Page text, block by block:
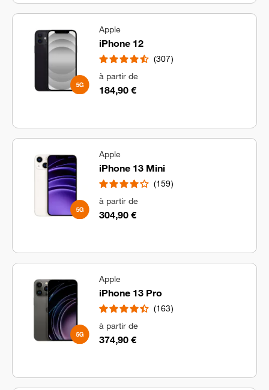
Apple
iPhone 12
307
à partir de
184,90 €
Apple
iPhone 13 Mini
159
à partir de
304,90 €
Apple
iPhone 13 Pro
163
à partir de
374,90 €